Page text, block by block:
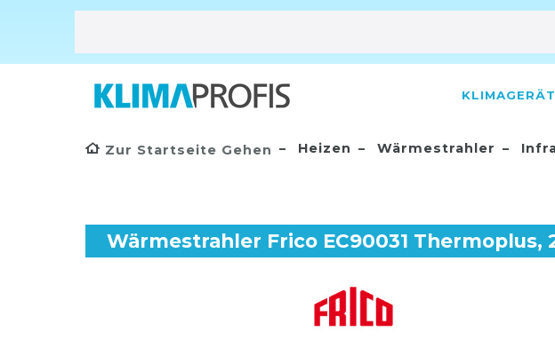
Zur Startseite Gehen Heizen Wärmestrahler
Wärmestrahler Frico EC90031 Thermoplus,